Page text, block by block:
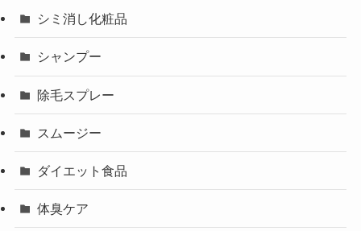
シミ消し化粧品
シャンプー
除毛スプレー
スムージー
ダイエット食品
体臭ケア